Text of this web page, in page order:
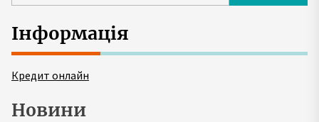
Інформація
Кредит онлайн
Новини